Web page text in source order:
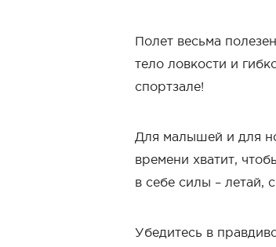
Полет весьма
тело ловкости и
спортзале!
Для малышей и для
времени хватит,
в себе силы – летай,
Убедитесь в